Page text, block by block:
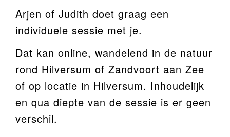
Arjen of Judith doet graag een
individuele sessie met je.
Dat kan online, wandelend in de natuur
rond Hilversum of Zandvoort aan Zee
of op locatie in Hilversum. Inhoudelijk
en qua diepte van de sessie is er geen
verschil.